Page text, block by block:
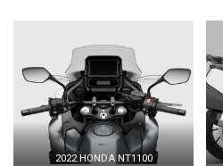
2022 HONDA NT1100